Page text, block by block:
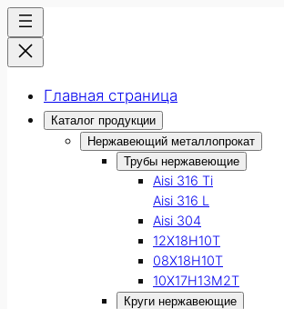
Главная страница
Каталог продукции
Нержавеющий металлопрокат
Трубы нержавеющие
Aisi 316 Ti
Aisi 316 L
Aisi 304
12Х18Н10Т
08Х18Н10Т
10Х17Н13М2Т
Круги нержавеющие